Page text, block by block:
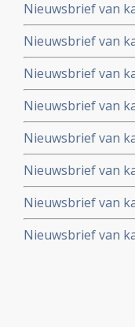
Nieuwsbrief van
Nieuwsbrief van
Nieuwsbrief van
Nieuwsbrief van
Nieuwsbrief van
Nieuwsbrief van
Nieuwsbrief van
Nieuwsbrief van